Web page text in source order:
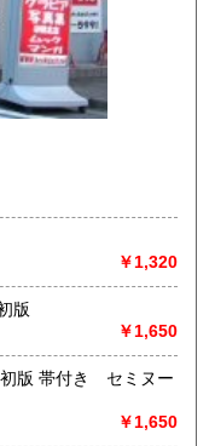
しの本
の趣味本は当店にお
ります。
どの昔の女優・アイ
人問わず)
ラスト集、
ます。
にご相談ください。
￥1,320
版
￥1,650
版 帯付き セミヌー
￥1,650